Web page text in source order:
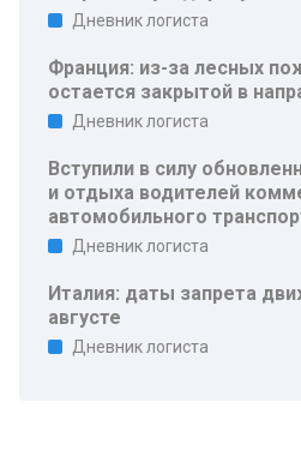
Дневник логиста
Франция: из-за лесных
остается закрытой в
Дневник логиста
Вступили в силу
и отдыха водителей
автомобильного
Дневник логиста
Италия: даты запрета
августе
Дневник логиста